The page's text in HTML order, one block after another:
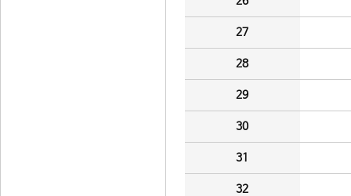
27
28
29
30
31
32